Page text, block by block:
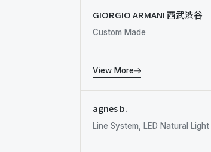
GIORGIO ARMANI 西武渋谷
Custom Made
View More
agnes b.
Line System, LED Natural Light